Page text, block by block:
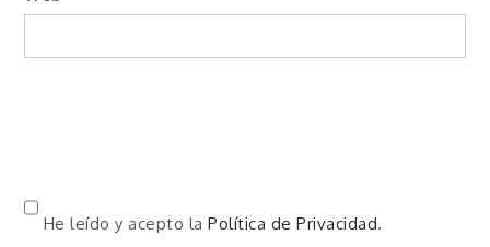
He leído y acepto laPolítica de Privacidad.